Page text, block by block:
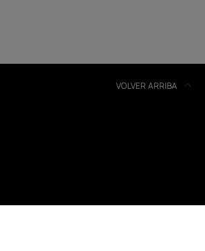
VOLVER ARRIBA